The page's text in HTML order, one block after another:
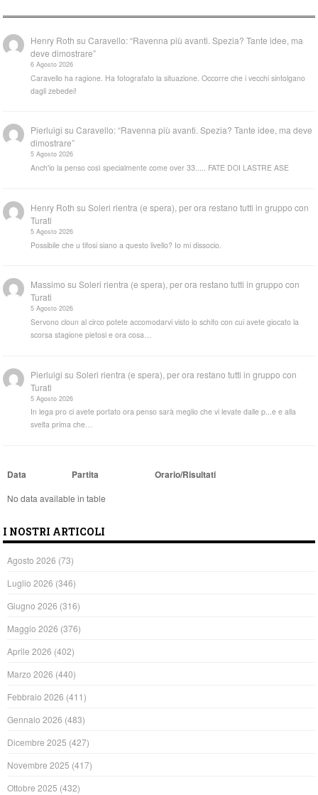
Henry Roth suCaravello: “Ravenna più avanti. Spezia? Tante idee, ma
deve dimostrare”
6 Agosto 2026
Caravello ha ragione. Ha fotografato la situazione. Occorre che i vecchi sintolgano
dagli zebedei!
Pierluigi suCaravello: “Ravenna più avanti. Spezia? Tante idee, ma deve
dimostrare”
5 Agosto 2026
Anch'io la penso così specialmente come over 33..... FATE DOI LASTRE ASE
Henry Roth suSoleri rientra (e spera), per ora restano tutti in gruppo con
Turati
5 Agosto 2026
Possibile che u tifosi siano a questo livello? Io mi dissocio.
Massimo suSoleri rientra (e spera), per ora restano tutti in gruppo con
Turati
5 Agosto 2026
Servono cloun al circo potete accomodarvi visto lo schifo con cui avete giocato la
scorsa stagione pietosi e ora cosa…
Pierluigi suSoleri rientra (e spera), per ora restano tutti in gruppo con
Turati
5 Agosto 2026
In lega pro ci avete portato ora penso sarà meglio che vi levate dalle p...e e alla
svelta prima che…
Data Partita Orario/Risultati
No data available in table
I NOSTRI ARTICOLI
Agosto 2026 (73)
Luglio 2026 (346)
Giugno 2026 (316)
Maggio 2026 (376)
Aprile 2026 (402)
Marzo 2026 (440)
Febbraio 2026 (411)
Gennaio 2026 (483)
Dicembre 2025 (427)
Novembre 2025 (417)
Ottobre 2025 (432)